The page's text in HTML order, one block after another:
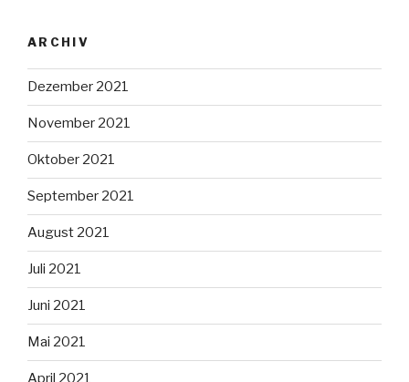
ARCHIV
Dezember 2021
November 2021
Oktober 2021
September 2021
August 2021
Juli 2021
Juni 2021
Mai 2021